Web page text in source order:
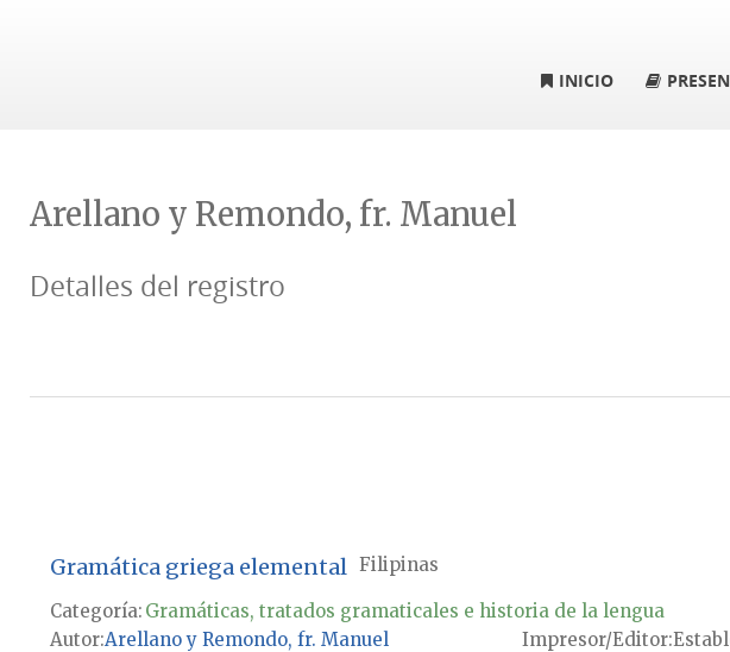
INICIO
Arellano y Remondo, fr. Manuel
Detalles del registro
Gramática griega elemental Filipinas
Categoría: Gramáticas, tratados gramaticales e historia de la lengua
Autor Arellano y Remondo, fr. Manuel Impresor/Editor